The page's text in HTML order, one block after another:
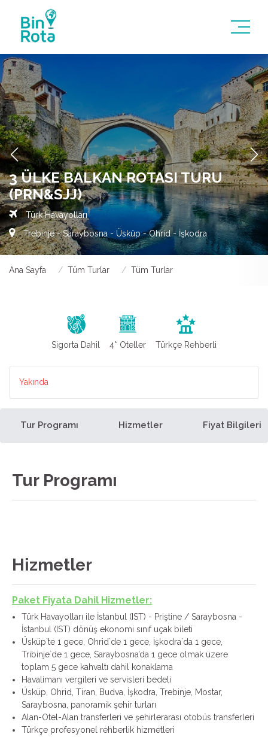
3 ÜLKE BALKAN ROTASI TURU
(PRN&SJJ)
Türk Havayolları
Trebinje - Saraybosna - Üsküp - Ohrid - İşkodra
Ana Sayfa Tüm Turlar Tüm Turlar
Sigorta Dahil 4* Oteller Türkçe Rehberli
Yakında
Tur Programı Hizmetler Fiyat Bilgileri
Tur Programı
Hizmetler
Paket Fiyata Dahil Hizmetler:
Türk Havayolları ile İstanbul (IST) - Priştine / Saraybosna -
İstanbul (IST) dönüş ekonomi sınıf uçak bileti
Üsküp`te 1 gece, Ohrid`de 1 gece, İşkodra`da 1 gece,
Tribinje`de 1 gece, Saraybosna’da 1 gece olmak üzere
toplam 5 gece kahvaltı dahil konaklama
Havalimanı vergileri ve servisleri bedeli
Üsküp, Ohrid, Tiran, Budva, İşkodra, Trebinje, Mostar,
Saraybosna, panoramik şehir turları
Alan-Otel-Alan transferleri ve şehirlerarası otobüs transferleri
Türkçe profesyonel rehberlik hizmetleri